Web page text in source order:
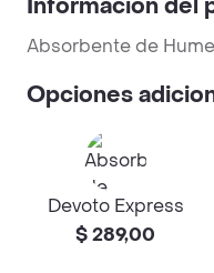
Información del
Absorbente de
Opciones
Devoto Express
$ 289,00